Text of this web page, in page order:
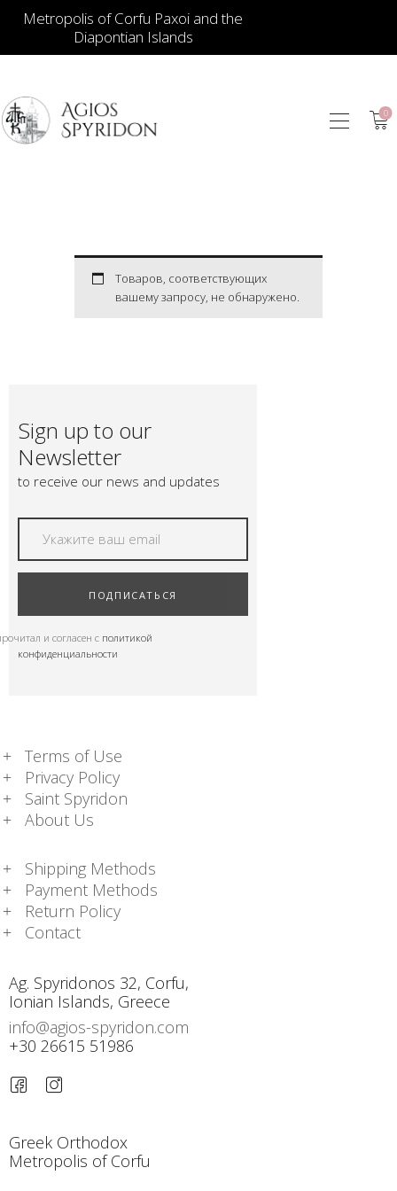
Metropolis of Corfu Paxoi and the
Diapontian Islands
0
ДЛЯ ЦЕРКВИ
ИЕРАТИЧЕСКИЕ
ПРЕДМЕТЫ
БЛОГ
Товаров, соответствующих
вашему запросу, не обнаружено.
Sign up to our
Newsletter
to receive our news and updates
ПОДПИСАТЬСЯ
и согласен с политикой
конфиденциальности
Terms of Use
Privacy Policy
Saint Spyridon
About Us
Shipping Methods
Payment Methods
Return Policy
Contact
Ag. Spyridonos 32, Corfu,
Ionian Islands, Greece
info@agios-spyridon.com
+30 26615 51986
Greek Orthodox
Metropolis of Corfu